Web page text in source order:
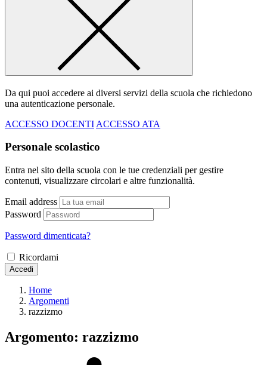
Da qui puoi accedere ai diversi servizi della scuola che richiedono
una autenticazione personale.
ACCESSO DOCENTI ACCESSO ATA
Personale scolastico
Entra nel sito della scuola con le tue credenziali per gestire
contenuti, visualizzare circolari e altre funzionalità.
Email address
Password
Password dimenticata?
Ricordami
Accedi
Home
Argomenti
razzizmo
Argomento: razzizmo